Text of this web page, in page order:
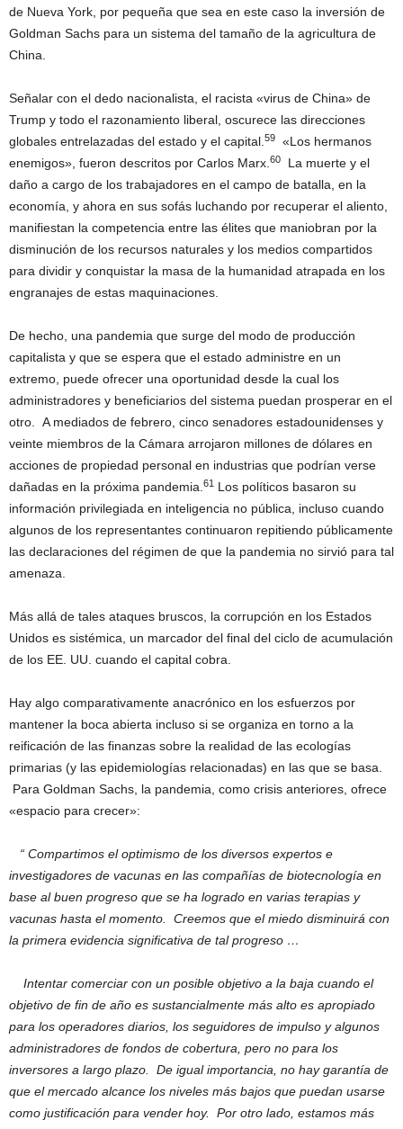
de Nueva York, por pequeña que sea en este caso la inversión de
Goldman Sachs para un sistema del tamaño de la agricultura de
China.
Señalar con el dedo nacionalista, el racista «virus de China» de
Trump y todo el razonamiento liberal, oscurece las direcciones
globales entrelazadas del estado y el capital. 59
«Los hermanos
enemigos», fueron descritos por Carlos Marx. 60
La muerte y el
daño a cargo de los trabajadores en el campo de batalla, en la
economía, y ahora en sus sofás luchando por recuperar el aliento,
manifiestan la competencia entre las élites que maniobran por la
disminución de los recursos naturales y los medios compartidos
para dividir y conquistar la masa de la humanidad atrapada en los
engranajes de estas maquinaciones.
De hecho, una pandemia que surge del modo de producción
capitalista y que se espera que el estado administre en un
extremo, puede ofrecer una oportunidad desde la cual los
administradores y beneficiarios del sistema puedan prosperar en el
otro. A mediados de febrero, cinco senadores estadounidenses y
veinte miembros de la Cámara arrojaron millones de dólares en
acciones de propiedad personal en industrias que podrían verse
dañadas en la próxima pandemia. 61 Los políticos basaron su
información privilegiada en inteligencia no pública, incluso cuando
algunos de los representantes continuaron repitiendo públicamente
las declaraciones del régimen de que la pandemia no sirvió para tal
amenaza.
Más allá de tales ataques bruscos, la corrupción en los Estados
Unidos es sistémica, un marcador del final del ciclo de acumulación
de los EE. UU. cuando el capital cobra.
Hay algo comparativamente anacrónico en los esfuerzos por
mantener la boca abierta incluso si se organiza en torno a la
reificación de las finanzas sobre la realidad de las ecologías
primarias (y las epidemiologías relacionadas) en las que se basa.
Para Goldman Sachs, la pandemia, como crisis anteriores, ofrece
«espacio para crecer»:
“ Compartimos el optimismo de los diversos expertos e
investigadores de vacunas en las compañías de biotecnología en
base al buen progreso que se ha logrado en varias terapias y
vacunas hasta el momento. Creemos que el miedo disminuirá con
la primera evidencia significativa de tal progreso …
Intentar comerciar con un posible objetivo a la baja cuando el
objetivo de fin de año es sustancialmente más alto es apropiado
para los operadores diarios, los seguidores de impulso y algunos
administradores de fondos de cobertura, pero no para los
inversores a largo plazo. De igual importancia, no hay garantía de
que el mercado alcance los niveles más bajos que puedan usarse
como justificación para vender hoy. Por otro lado, estamos más